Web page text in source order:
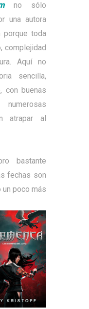
no sólo
una autora
porque toda
complejidad
Aquí no
sencilla,
con buenas
atrapar al
bastante
fechas son
poco más